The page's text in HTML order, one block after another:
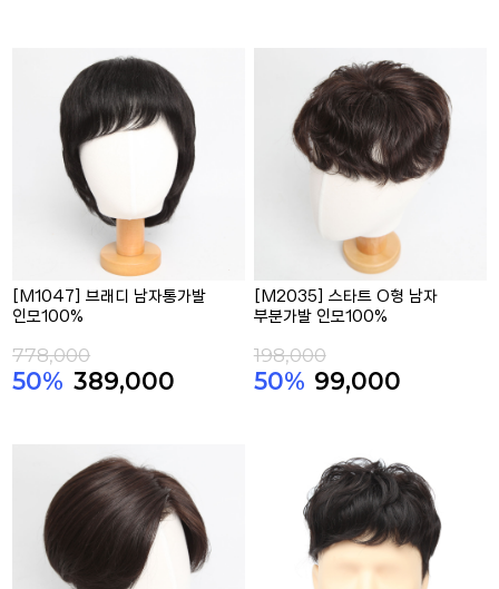
[M1047] 브래디 남자통가발
인모100%
778,000
50% 389,000
[M2035] 스타트 O형 남자
부분가발 인모100%
198,000
50% 99,000